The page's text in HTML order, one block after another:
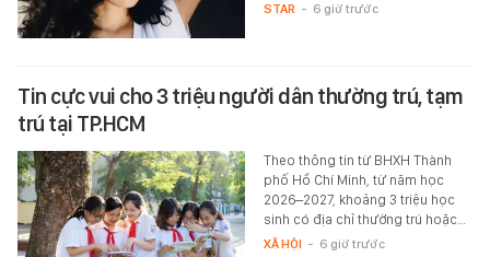
STAR - 6 giờ trước
Tin cực vui cho 3 triệu người dân thường trú, tạm
trú tại TP.HCM
Theo thông tin từ BHXH Thành
phố Hồ Chí Minh, từ năm học
2026–2027, khoảng 3 triệu học
sinh có địa chỉ thường trú hoặc…
XÃ HỘI - 6 giờ trước